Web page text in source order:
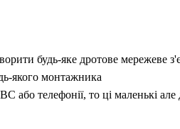
будь-яке дротове мережеве
якого монтажника
або телефонії, то ці маленькі